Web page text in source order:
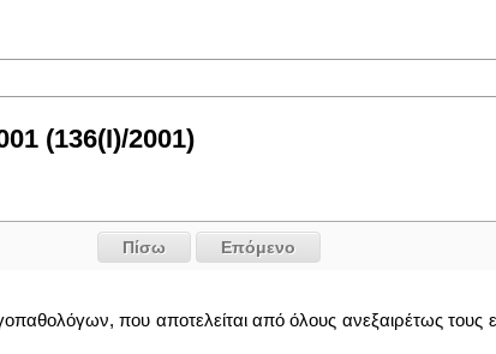
(136(I)/2001)
Πίσω
Επόμενο
που αποτελείται από όλους ανεξαιρέτως